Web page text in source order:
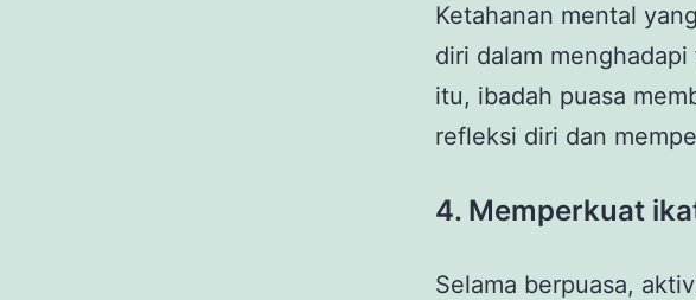
Ketahanan mental
diri dalam
itu, ibadah puasa
refleksi diri dan
4. Memperkuat
Selama berpuasa,